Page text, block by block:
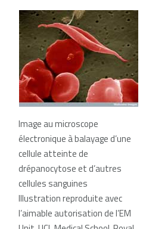
Image au microscope
électronique à balayage d’une
cellule atteinte de
drépanocytose et d’autres
cellules sanguines
Illustration reproduite avec
l’aimable autorisation de l’EM